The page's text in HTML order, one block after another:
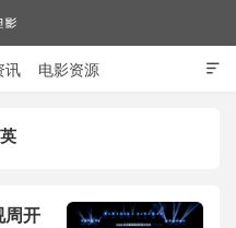

讯 电影资源
周开